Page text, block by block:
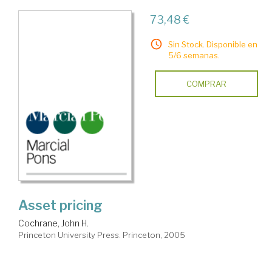
73,48 €
Sin Stock. Disponible en
5/6 semanas.
COMPRAR
Asset pricing
Cochrane, John H.
Princeton University Press. Princeton, 2005